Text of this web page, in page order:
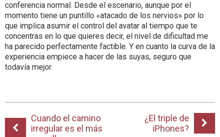
conferencia normal. Desde el escenario, aunque por el
momento tiene un puntillo «atacado de los nervios» por lo
que implica asumir el control del avatar al tiempo que te
concentras en lo que quieres decir, el nivel de dificultad me
ha parecido perfectamente factible. Y en cuanto la curva de la
experiencia empiece a hacer de las suyas, seguro que
todavía mejor.
Cuando el camino
irregular es el más
¿El triple de
iPhones?